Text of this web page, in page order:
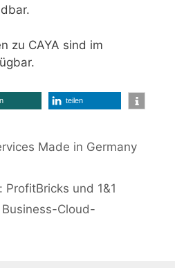
zu CAYA sind im
teilen
Made in Germany
und 1&1
Cloud-